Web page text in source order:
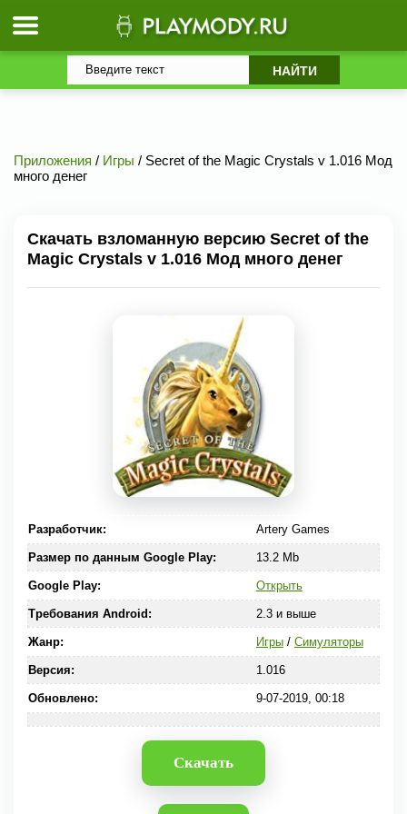
Приложения / Игры / Secret of the Magic Crystals v 1.016 Мод
много денег
Скачать взломанную версию Secret of the
Magic Crystals v 1.016 Мод много денег
Разработчик: Artery Games
Размер по данным Google Play: 13.2 Mb
Google Play: Открыть
Требования Android: 2.3 и выше
Жанр: Игры/ Симуляторы
Версия: 1.016
Обновлено: 9-07-2019, 00:18
Скачать